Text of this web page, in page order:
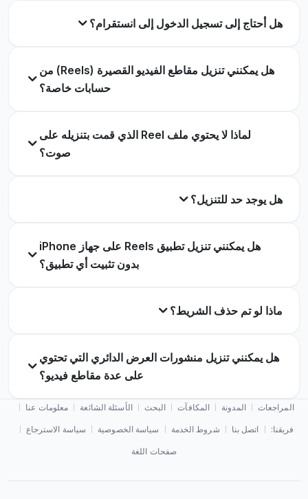
هل أحتاج إلى تسجيل الدخول إلى انستقرام؟
هل يمكنني تنزيل مقاطع الفيديو القصيرة (Reels) من
حسابات خاصة؟
لماذا لا يحتوي ملف Reel الذي قمت بتنزيله على
صوت؟
هل يوجد حد للتنزيل؟
هل يمكنني تنزيل تطبيق Reels على جهاز iPhone
بدون تثبيت أي تطبيق؟
ماذا لو تم حذف الشريط؟
هل يمكنني تنزيل منشورات العرض الدائري التي تحتوي
على عدة مقاطع فيديو؟
المراجعات المدونة المكافآت البحث الأسئلة الشائعة معلومات عنا
فريقنا: اتصل بنا شروط الخدمة سياسة الخصوصية سياسة الاسترجاع
صفحات اللغة